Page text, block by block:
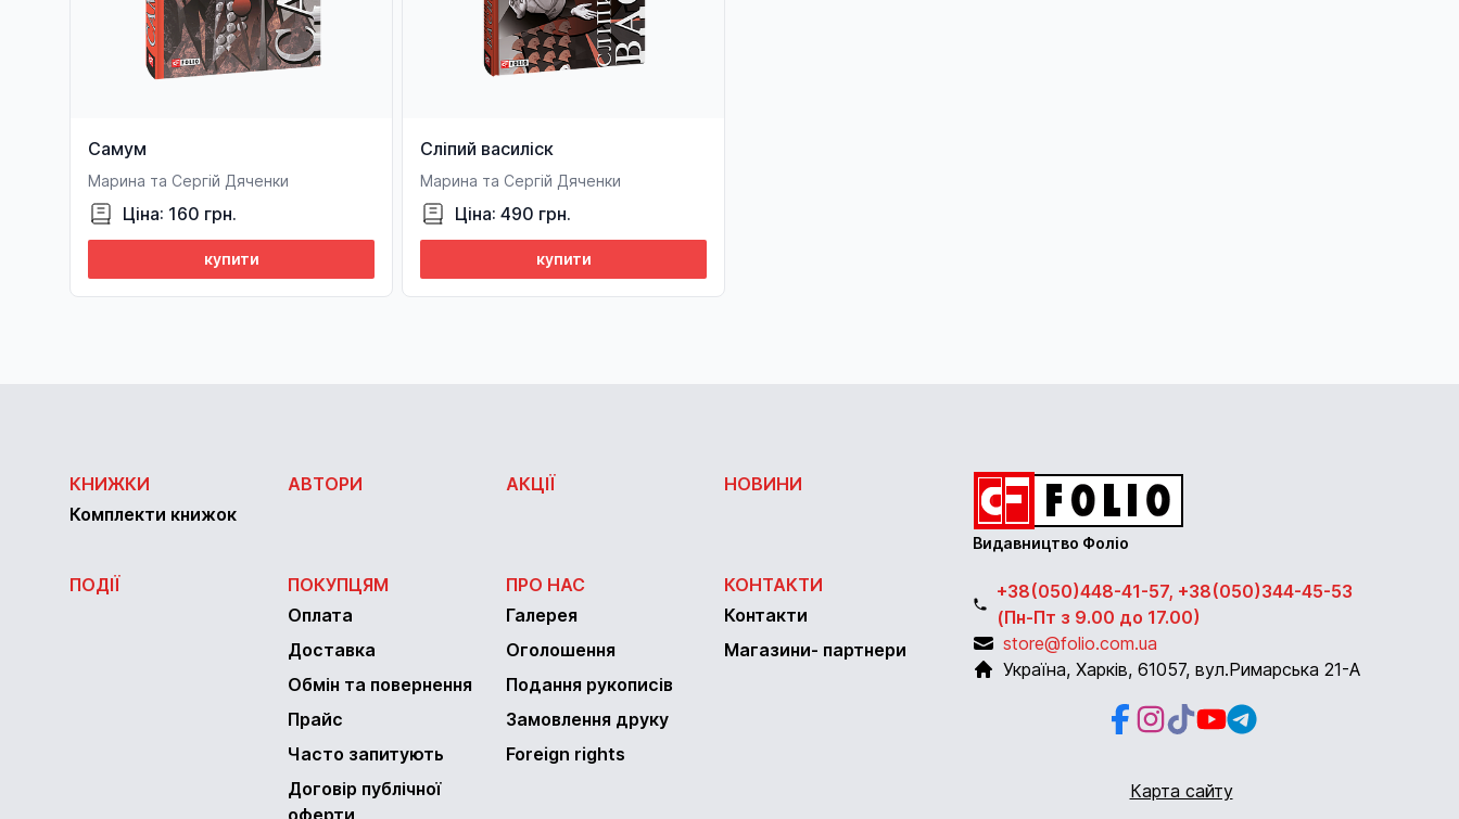
Самум
Марина та Сергій Дяченки
Ціна: 160 грн.
купити
Сліпий василіск
Марина та Сергій Дяченки
Ціна: 490 грн.
купити
КНИЖКИ
Комплекти книжок
АВТОРИ АКЦІЇ НОВИНИ
ПОДІЇ
ПОКУПЦЯМ
Оплата
Доставка
Обмін та повернення
Прайс
Часто запитують
Договір публічної
оферти
ПРО НАС
Галерея
Оголошення
Подання рукописів
Замовлення друку
Foreign rights
КОНТАКТИ
Контакти
Магазини- партнери
Видавництво Фоліо
+38(050)448-41-57, +38(050)344-45-53
(Пн-Пт з 9.00 до 17.00)
store@folio.com.ua
Україна, Харків, 61057, вул.Римарська 21-А
Facebook
Instagram
Instagram
YoutubeTelegram
Карта сайту